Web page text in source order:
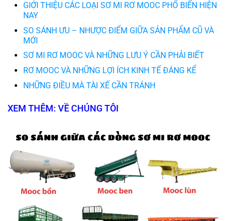
GIỚI THIỆU CÁC LOẠI SƠ MI RƠ MOOC PHỔ BIẾN HIỆN
NAY
SO SÁNH ƯU – NHƯỢC ĐIỂM GIỮA SẢN PHẨM CŨ VÀ
MỚI
SƠ MI RƠ MOOC VÀ NHỮNG LƯU Ý CẦN PHẢI BIẾT
RƠ MOOC VÀ NHỮNG LỢI ÍCH KINH TẾ ĐÁNG KỂ
NHỮNG ĐIỀU MÀ TÀI XẾ CẦN TRÁNH
XEM THÊM: VỀ CHÚNG TÔI